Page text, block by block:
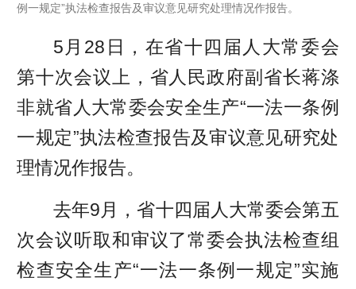
例一规定”执法检查报告及审议意见研究处理情况作报告。
5月28日，在省十四届人大常委会
第十次会议上，省人民政府副省长蒋涤
非就省人大常委会安全生产“一法一条例
一规定”执法检查报告及审议意见研究处
理情况作报告。
去年9月，省十四届人大常委会第五
次会议听取和审议了常委会执法检查组
检查安全生产“一法一条例一规定”实施